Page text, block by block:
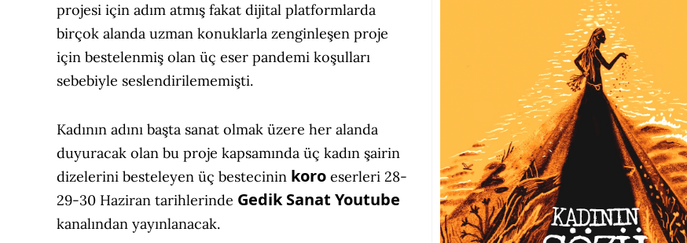
projesi için adım atmış fakat dijital platformlarda
birçok alanda uzman konuklarla zenginleşen proje
için bestelenmiş olan üç eser pandemi koşulları
sebebiyle seslendirilememişti.
Kadının adını başta sanat olmak üzere her alanda
duyuracak olan bu proje kapsamında üç kadın şairin
dizelerini besteleyen üç bestecinin koro eserleri 28-
29-30 Haziran tarihlerinde Gedik Sanat Youtube
kanalından yayınlanacak.